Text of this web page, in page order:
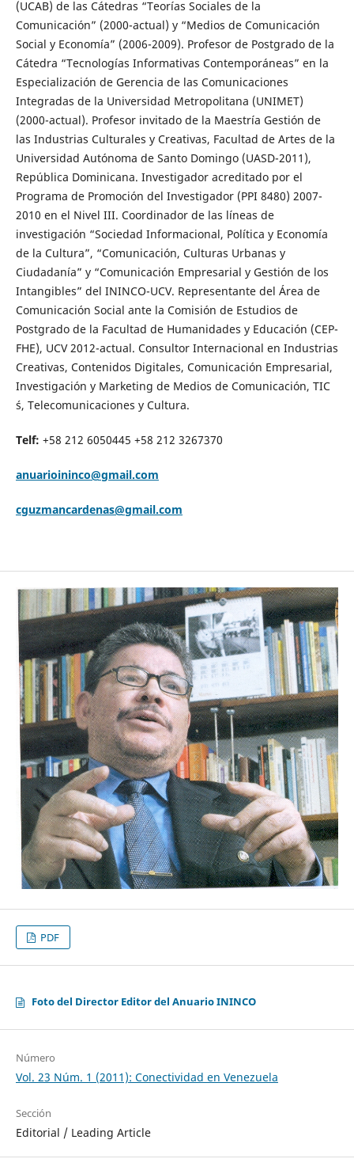
(UCAB) de las Cátedras “Teorías Sociales de la
Comunicación” (2000-actual) y “Medios de Comunicación
Social y Economía” (2006-2009). Profesor de Postgrado de la
Cátedra “Tecnologías Informativas Contemporáneas” en la
Especialización de Gerencia de las Comunicaciones
Integradas de la Universidad Metropolitana (UNIMET)
(2000-actual). Profesor invitado de la Maestría Gestión de
las Industrias Culturales y Creativas, Facultad de Artes de la
Universidad Autónoma de Santo Domingo (UASD-2011),
República Dominicana. Investigador acreditado por el
Programa de Promoción del Investigador (PPI 8480) 2007-
2010 en el Nivel III. Coordinador de las líneas de
investigación “Sociedad Informacional, Política y Economía
de la Cultura”, “Comunicación, Culturas Urbanas y
Ciudadanía” y “Comunicación Empresarial y Gestión de los
Intangibles” del ININCO-UCV. Representante del Área de
Comunicación Social ante la Comisión de Estudios de
Postgrado de la Facultad de Humanidades y Educación (CEP-
FHE), UCV 2012-actual. Consultor Internacional en Industrias
Creativas, Contenidos Digitales, Comunicación Empresarial,
Investigación y Marketing de Medios de Comunicación, TIC
´s, Telecomunicaciones y Cultura.
Telf: +58 212 6050445 +58 212 3267370
anuarioininco@gmail.com
cguzmancardenas@gmail.com
PDF
Foto del Director Editor del Anuario ININCO
Número
Vol. 23 Núm. 1 (2011): Conectividad en Venezuela
Sección
Editorial / Leading Article